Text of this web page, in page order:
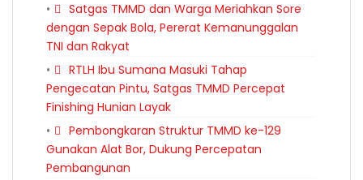
Satgas TMMD dan Warga Meriahkan Sore
dengan Sepak Bola, Pererat Kemanunggalan
TNI dan Rakyat
RTLH Ibu Sumana Masuki Tahap
Pengecatan Pintu, Satgas TMMD Percepat
Finishing Hunian Layak
Pembongkaran Struktur TMMD ke-129
Gunakan Alat Bor, Dukung Percepatan
Pembangunan